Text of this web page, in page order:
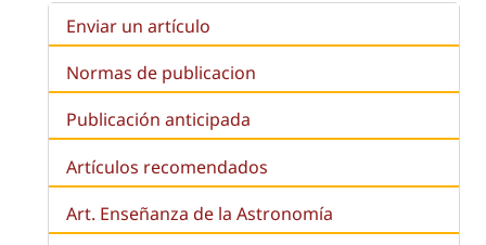
Enviar un artículo
Normas de publicacion
Publicación anticipada
Artículos recomendados
Art. Enseñanza de la Astronomía